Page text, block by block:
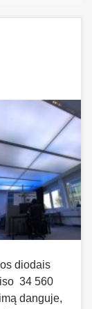
diodais
34 560
danguje,